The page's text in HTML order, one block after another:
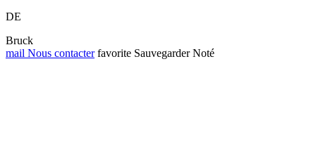
DE
Bruck
mail Nous contacter favorite Sauvegarder Noté